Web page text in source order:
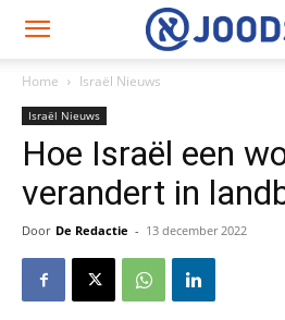
Home Israël Nieuws
Israël Nieuws
Hoe Israël een
verandert in
Door De Redactie - 13 december 2022